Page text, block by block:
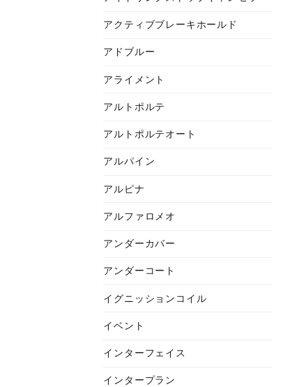
アクティブブレーキホールド
アドブルー
アライメント
アルトポルテ
アルトポルテオート
アルパイン
アルピナ
アルファロメオ
アンダーカバー
アンダーコート
イグニッションコイル
イベント
インターフェイス
インタープラン